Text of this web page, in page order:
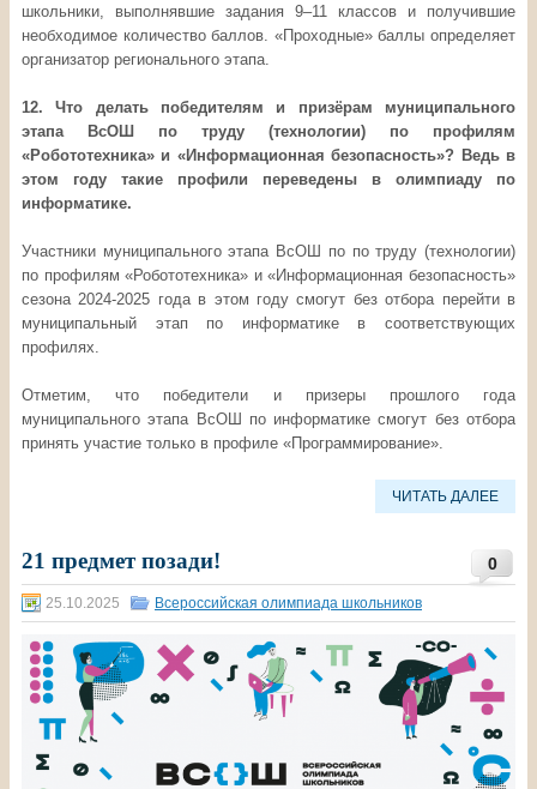
школьники, выполнявшие задания 9–11 классов и получившие
необходимое количество баллов. «Проходные» баллы определяет
организатор регионального этапа.
12. Что делать победителям и призёрам муниципального
этапа ВсОШ по труду (технологии) по профилям
«Робототехника» и «Информационная безопасность»? Ведь в
этом году такие профили переведены в олимпиаду по
информатике.
Участники муниципального этапа ВсОШ по по труду (технологии)
по профилям «Робототехника» и «Информационная безопасность»
сезона 2024-2025 года в этом году смогут без отбора перейти в
муниципальный этап по информатике в соответствующих
профилях.
Отметим, что победители и призеры прошлого года
муниципального этапа ВсОШ по информатике смогут без отбора
принять участие только в профиле «Программирование».
ЧИТАТЬ ДАЛЕЕ
0
21 предмет позади!
25.10.2025 Всероссийская олимпиада школьников